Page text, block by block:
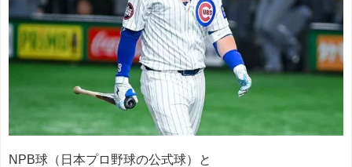
NPB球（日本プロ野球の公式球）と